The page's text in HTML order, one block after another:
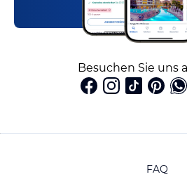
Besuchen Sie uns
FAQ